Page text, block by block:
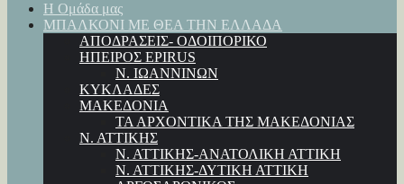
Η Ομάδα μας
ΜΠΑΛΚΟΝΙ ΜΕ ΘΕΑ ΤΗΝ ΕΛΛΑΔΑ
ΑΠΟΔΡΑΣΕΙΣ- ΟΔΟΙΠΟΡΙΚΟ
ΗΠΕΙΡΟΣ EPIRUS
Ν. ΙΩΑΝΝΙΝΩΝ
ΚΥΚΛΑΔΕΣ
ΜΑΚΕΔΟΝΙΑ
ΤΑ ΑΡΧΟΝΤΙΚΑ ΤΗΣ ΜΑΚΕΔΟΝΙΑΣ
Ν. ΑΤΤΙΚΗΣ
Ν. ΑΤΤΙΚΗΣ-ΑΝΑΤΟΛΙΚΗ ΑΤΤΙΚΗ
Ν. ΑΤΤΙΚΗΣ-ΔΥΤΙΚΗ ΑΤΤΙΚΗ